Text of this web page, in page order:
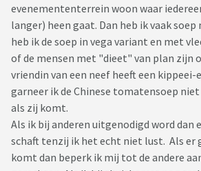
evenemententerrein woon waar
langer) heen gaat. Dan heb ik vaak
heb ik de soep in vega variant en met
of de mensen met "dieet" van plan zijn
vriendin van een neef heeft een
garneer ik de Chinese tomatensoep
als zij komt.
Als ik bij anderen uitgenodigd word dan
schaft tenzij ik het echt niet lust. Als
komt dan beperk ik mij tot de andere